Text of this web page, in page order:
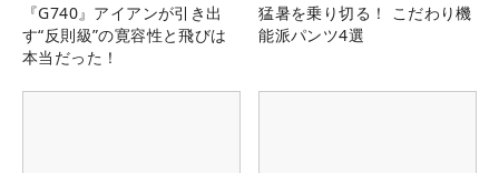
『G740』アイアンが引き出
す“反則級”の寛容性と飛びは
本当だった！
猛暑を乗り切る！ こだわり機
能派パンツ4選